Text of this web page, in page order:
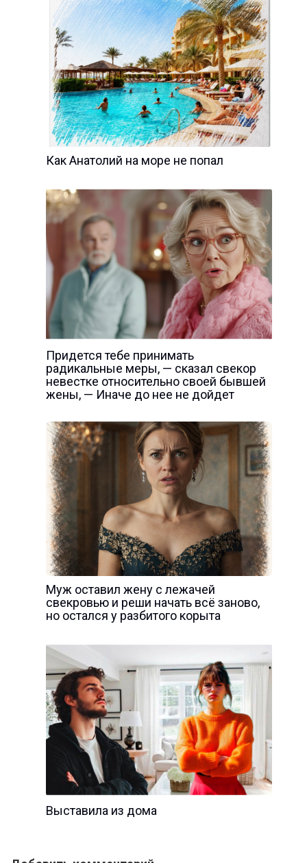
Как Анатолий на море не попал
Придется тебе принимать
радикальные меры, — сказал свекор
невестке относительно своей бывшей
жены, — Иначе до нее не дойдет
Муж оставил жену с лежачей
свекровью и реши начать всё заново,
но остался у разбитого корыта
Выставила из дома